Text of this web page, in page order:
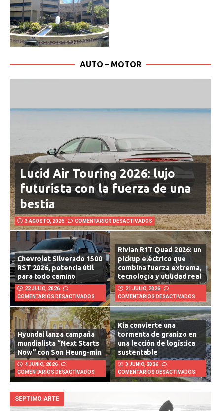
Lucid Air Touring 2026: lujo
futurista con la fuerza de una
bestia
3 AGOSTO, 2026 COMENTARIOS DESACTIVADOS
Chevrolet Silverado 1500
RST 2026, potencia útil
para todo camino
22 JULIO, 2026
COMENTARIOS DESACTIVADOS
Rivian R1T Quad 2026: un
pickup eléctrico que
combina fuerza extrema,
tecnología y utilidad real
21 JULIO, 2026
COMENTARIOS DESACTIVADOS
Hyundai lanza campaña
mundialista “Next Starts
Now” con Son Heung-min
4 JUNIO, 2026
COMENTARIOS DESACTIVADOS
Kia convierte una
tormenta de granizo en
una lección de logística
sustentable
3 JUNIO, 2026
COMENTARIOS DESACTIVADOS
SEPTIMO ARTE